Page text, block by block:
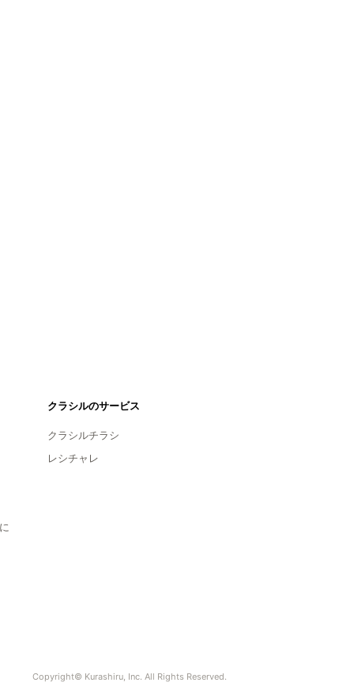
クラシルのサービス
クラシルチラシ
レシチャレ
Copyright© Kurashiru, Inc. All Rights Reserved.